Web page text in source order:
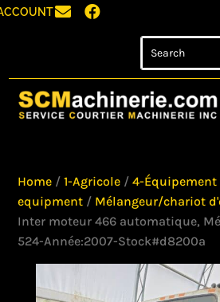
 
Home /1-Agricole /4-
equipment / Mélangeur/chariot
Inter moteur 466 automatique,
524-Année:2007-Stock#d8200a